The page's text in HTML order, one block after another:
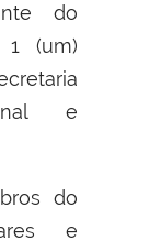
do
1 (um)
e
do
e